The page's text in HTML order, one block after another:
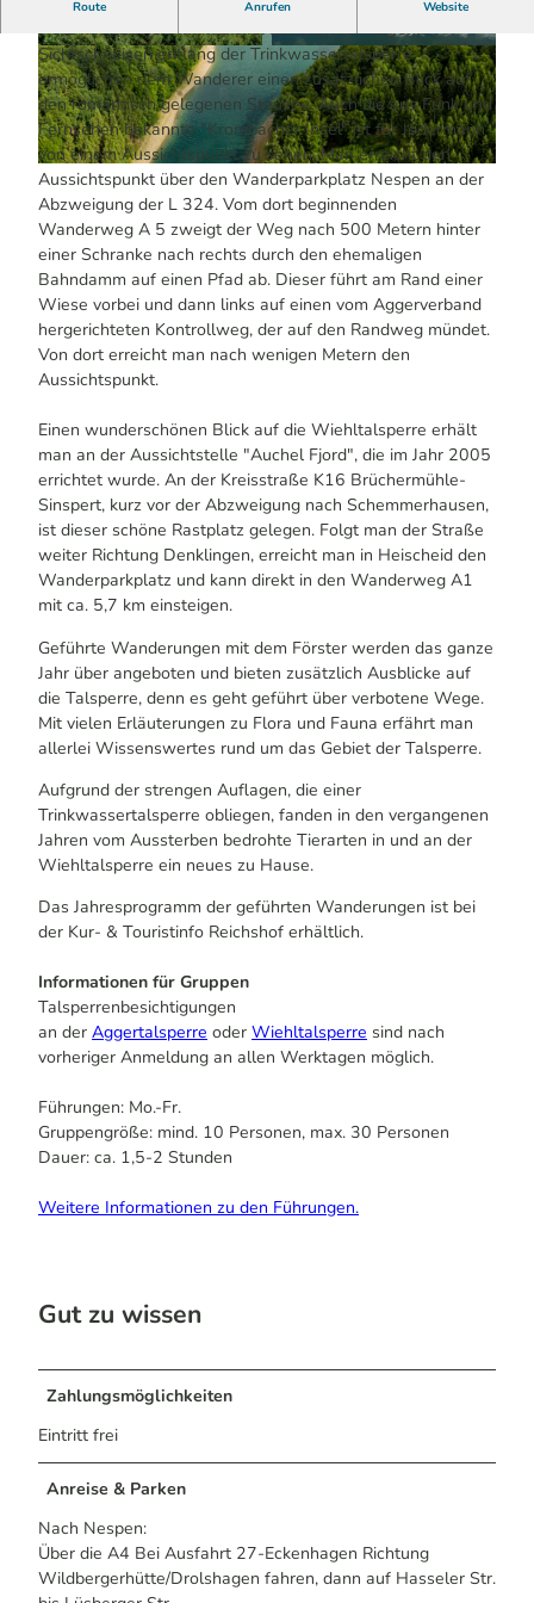
© Dominik Ketz | KI-optimiert | CC-BY-SA
© Kur- und Touristinfo Reichshof | KI-optimie
© Uwe Völkner / Fotoagentur FOX | KI-optimie
rt
Route Anrufen Website
In der reich bewaldeten Umgebung finden Wanderer ein
Netz mit über 60 km markierten Wanderwegen.
Sichtschneisen entlang der Trinkwassertalsperre
ermöglichen dem Wanderer einen zusätzlichen Blick auf
den romantisch gelegenen Stausee. Auch die aus Funk und
Fernsehen bekannte "Krombacher Insel" ist für Jedermann
von einem Aussichtspunkt zu sehen. Man erreicht den
Aussichtspunkt über den Wanderparkplatz Nespen an der
Abzweigung der L 324. Vom dort beginnenden
Wanderweg A 5 zweigt der Weg nach 500 Metern hinter
einer Schranke nach rechts durch den ehemaligen
Bahndamm auf einen Pfad ab. Dieser führt am Rand einer
Wiese vorbei und dann links auf einen vom Aggerverband
hergerichteten Kontrollweg, der auf den Randweg mündet.
Von dort erreicht man nach wenigen Metern den
Aussichtspunkt.
Einen wunderschönen Blick auf die Wiehltalsperre erhält
man an der Aussichtstelle "Auchel Fjord", die im Jahr 2005
errichtet wurde. An der Kreisstraße K16 Brüchermühle-
Sinspert, kurz vor der Abzweigung nach Schemmerhausen,
ist dieser schöne Rastplatz gelegen. Folgt man der Straße
weiter Richtung Denklingen, erreicht man in Heischeid den
Wanderparkplatz und kann direkt in den Wanderweg A1
mit ca. 5,7 km einsteigen.
Geführte Wanderungen mit dem Förster werden das ganze
Jahr über angeboten und bieten zusätzlich Ausblicke auf
die Talsperre, denn es geht geführt über verbotene Wege.
Mit vielen Erläuterungen zu Flora und Fauna erfährt man
allerlei Wissenswertes rund um das Gebiet der Talsperre.
Aufgrund der strengen Auflagen, die einer
Trinkwassertalsperre obliegen, fanden in den vergangenen
Jahren vom Aussterben bedrohte Tierarten in und an der
Wiehltalsperre ein neues zu Hause.
Das Jahresprogramm der geführten Wanderungen ist bei
der Kur- & Touristinfo Reichshof erhältlich.
Informationen für Gruppen
Talsperrenbesichtigungen
an der Aggertalsperre oder Wiehltalsperre sind nach
vorheriger Anmeldung an allen Werktagen möglich.
Führungen: Mo.-Fr.
Gruppengröße: mind. 10 Personen, max. 30 Personen
Dauer: ca. 1,5-2 Stunden
Weitere Informationen zu den Führungen.
Gut zu wissen
Zahlungsmöglichkeiten
Eintritt frei
Anreise & Parken
Nach Nespen:
Über die A4 Bei Ausfahrt 27-Eckenhagen Richtung
Wildbergerhütte/Drolshagen fahren, dann auf Hasseler Str.